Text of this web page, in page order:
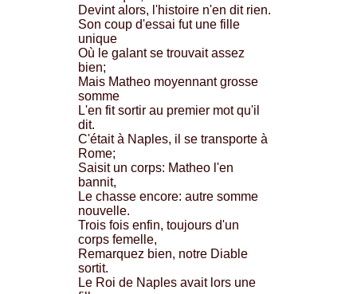
Devint alors, l'histoire n'en dit rien.
Son coup d'essai fut une fille
unique
Où le galant se trouvait assez
bien;
Mais Matheo moyennant grosse
somme
L'en fit sortir au premier mot qu'il
dit.
C'était à Naples, il se transporte à
Rome;
Saisit un corps: Matheo l'en
bannit,
Le chasse encore: autre somme
nouvelle.
Trois fois enfin, toujours d'un
corps femelle,
Remarquez bien, notre Diable
sortit.
Le Roi de Naples avait lors une